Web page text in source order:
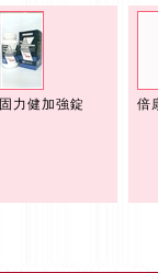
固力健加強錠 倍